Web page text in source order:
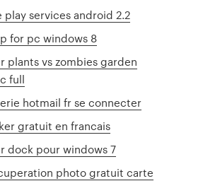
play services android 2.2
for pc windows 8
plants vs zombies garden
full
hotmail fr se connecter
gratuit en francais
dock pour windows 7
photo gratuit carte